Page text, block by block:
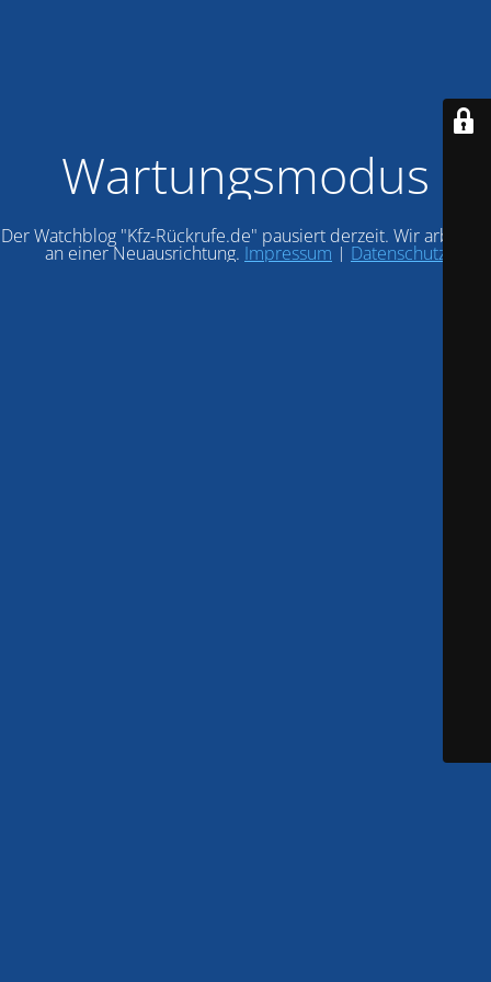
Wartungsmodus
Der Watchblog "Kfz-Rückrufe.de" pausiert derzeit. Wir arbeiten
an einer Neuausrichtung. Impressum | Datenschutz